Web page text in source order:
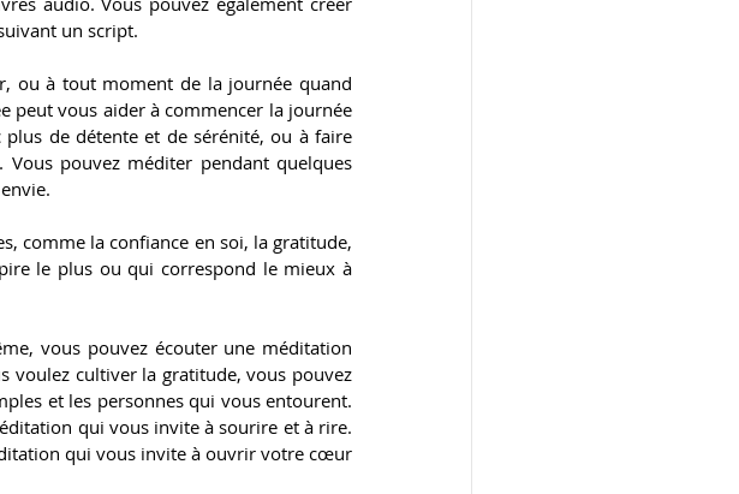
un script.
ou à tout moment de la journée quand
peut vous aider à commencer la journée
de détente et de sérénité, ou à faire
pouvez méditer pendant quelques
comme la confiance en soi, la gratitude,
le plus ou qui correspond le mieux à
vous pouvez écouter une méditation
voulez cultiver la gratitude, vous pouvez
et les personnes qui vous entourent.
qui vous invite à sourire et à rire.
qui vous invite à ouvrir votre cœur